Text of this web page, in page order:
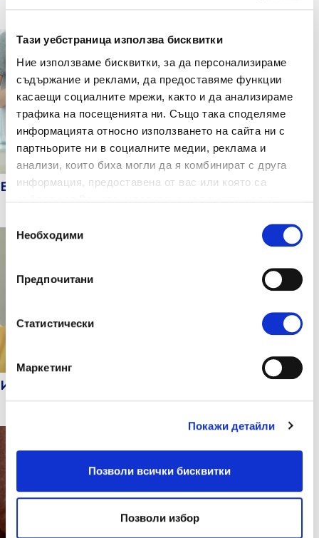
Тази уебстраница използва бисквитки
Ние използваме бисквитки, за да персонализираме
съдържание и реклами, да предоставяме функции
касаещи социалните мрежи, както и да анализираме
трафика на посещенията ни. Също така споделяме
информацията относно използването на сайта ни с
партньорите ни в социалните медии, реклама и
анализи, които биха могли да я комбинират с друга
информация, предоставена от вас или която са
Необходими
Предпочитани
Статистически
Маркетинг
Покажи детайли
Позволи всички бисквитки
Позволи избор
Бремеността стъпка по стъпка
Интимна хигиена